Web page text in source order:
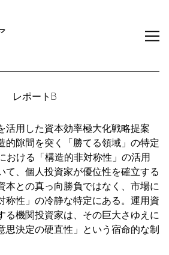
レポートB
活用した資本効率極大化戦略提案
的隙間を突く「勝てる領域」の特定
おける「構造的非対称性」の活用
て、個人投資家が優位性を確立する
本との真っ向勝負ではなく、市場に
称性」の冷静な特定にある。運用資
る機関投資家は、その巨大さゆえに
思決定の硬直性」という宿命的な制